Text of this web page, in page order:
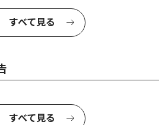
すべて見る
すべて見る